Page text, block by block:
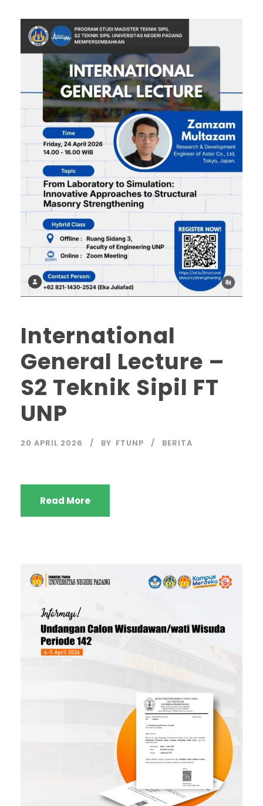
International
General Lecture –
S2 Teknik Sipil FT
UNP
20 APRIL 2026 BY FTUNP BERITA
Read More